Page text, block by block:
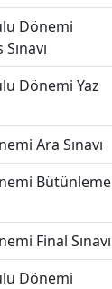
Dönemi
Dönemi Yaz
Ara Sınavı
Bütünleme
Final Sınavı
Dönemi